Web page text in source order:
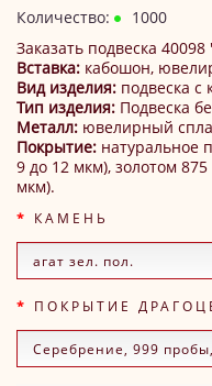
Количество:
1000
Заказать подвеска 40098
Вставка: кабошон,
Вид изделия: подвеска с
Тип изделия: Подвеска
Металл: ювелирный
Покрытие: натуральное
9 до 12 мкм), золотом
мкм).
КАМЕНЬ
ПОКРЫТИЕ